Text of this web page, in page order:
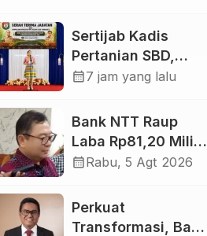
Memperkuat
Persaudaraan!
Sertijab Kadis
Pertanian SBD,
Bupati Ratu Wulla
Strategis Harus
Berlanjut
calendar_month7 jam yang lalu
Bank NTT Raup
Laba Rp81,20 Miliar
di Semester I 2026
calendar_monthRabu, 5 Agt 2026
Perkuat
Transformasi, Bank